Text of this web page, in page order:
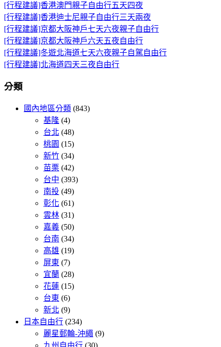
[行程建議]香港澳門親子自由行五天四夜
[行程建議]香港迪士尼親子自由行三天兩夜
[行程建議]京都大阪神戶七天六夜親子自由行
[行程建議]京都大阪神戶六天五夜自由行
[行程建議]冬遊北海道七天六夜親子自駕自由行
[行程建議]北海道四天三夜自由行
分類
國內地區分類 (843)
基隆 (4)
台北 (48)
桃園 (15)
新竹 (34)
苗栗 (42)
台中 (393)
南投 (49)
彰化 (61)
雲林 (31)
嘉義 (50)
台南 (34)
高雄 (19)
屏東 (7)
宜蘭 (28)
花蓮 (15)
台東 (6)
新北 (9)
日本自由行 (234)
麗星郵輪-沖繩 (9)
九州自由行 (30)